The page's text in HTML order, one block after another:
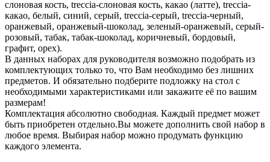
слоновая кость, treccia-слоновая кость, какао (латте), treccia-
какао, белый, синий, серый, treccia-серый, treccia-черный,
оранжевый, оранжевый-шоколад, зеленый-оранжевый, серый-
розовый, табак, табак-шоколад, коричневый, бордовый,
графит, орех).
В данных наборах для руководителя возможно подобрать из
комплектующих только то, что Вам необходимо без лишних
предметов. И обязательно подберите подложку на стол с
необходимыми характеристиками или закажите её по вашим
размерам!
Комплектация абсолютно свободная. Каждый предмет может
быть приобретен отдельно.Вы можете дополнить свой набор в
любое время. Выбирая набор можно продумать функцию
каждого элемента.